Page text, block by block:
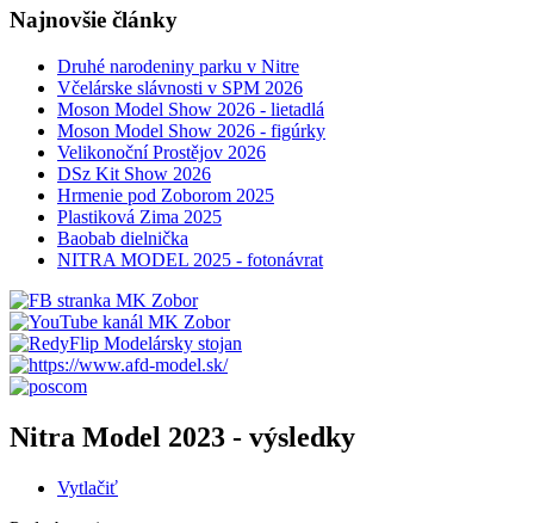
Najnovšie články
Druhé narodeniny parku v Nitre
Včelárske slávnosti v SPM 2026
Moson Model Show 2026 - lietadlá
Moson Model Show 2026 - figúrky
Velikonoční Prostějov 2026
DSz Kit Show 2026
Hrmenie pod Zoborom 2025
Plastiková Zima 2025
Baobab dielnička
NITRA MODEL 2025 - fotonávrat
Nitra Model 2023 - výsledky
Vytlačiť